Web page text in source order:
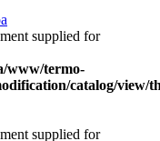
supplied for
www/termo-
catalog/view/
supplied for